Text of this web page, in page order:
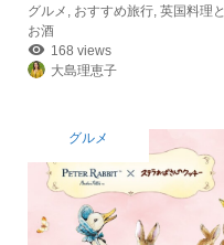
グルメ
おすすめ旅行, 英国料理と
お酒
168 views
大島理恵子
グルメ